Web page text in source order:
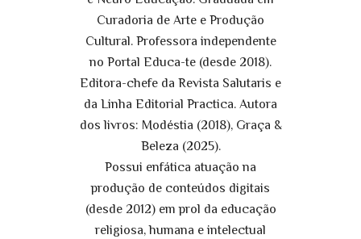
Curadoria de Arte e Produção
Cultural. Professora independente
no Portal Educa-te (desde 2018).
Editora-chefe da Revista Salutaris e
da Linha Editorial Practica. Autora
dos livros: Modéstia (2018), Graça &
Beleza (2025).
Possui enfática atuação na
produção de conteúdos digitais
(desde 2012) em prol da educação
religiosa, humana e intelectual